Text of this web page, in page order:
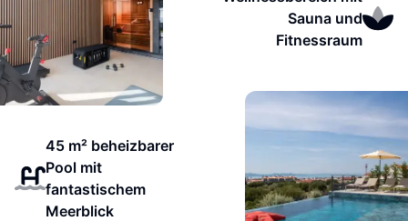
Sauna und
Fitnessraum
45 m² beheizbarer
Pool mit
fantastischem
Meerblick